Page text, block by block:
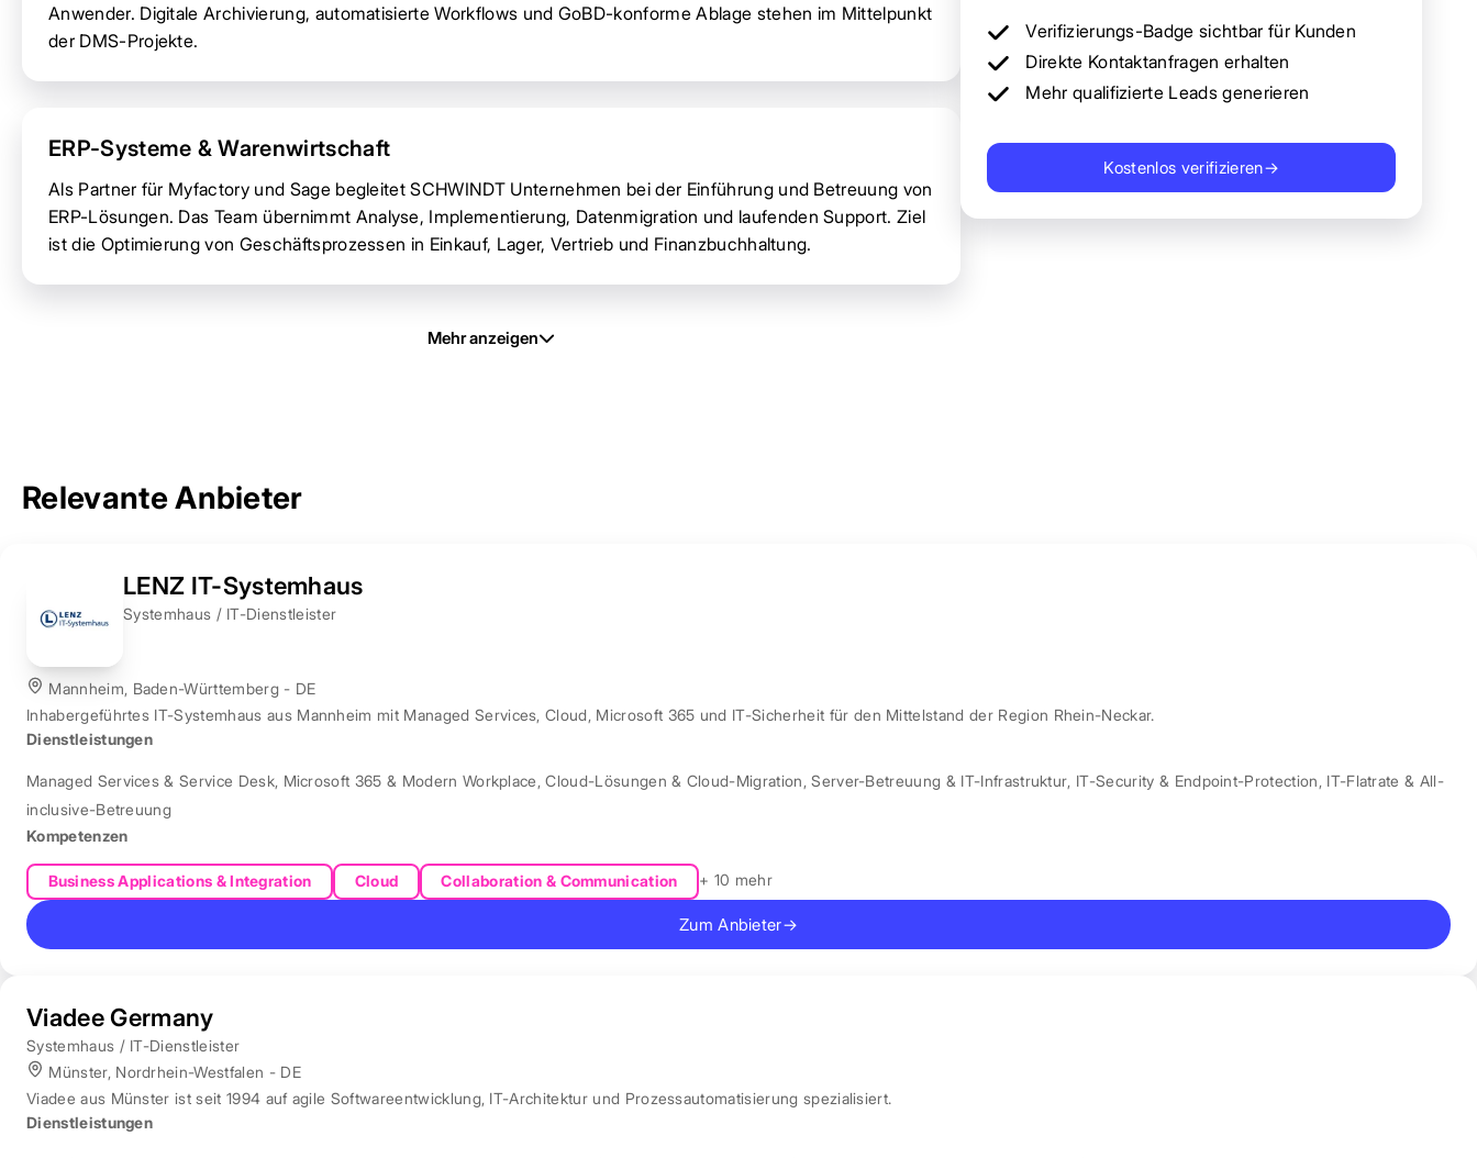
Anwender. Digitale Archivierung, automatisierte Workflows und GoBD-konforme Ablage stehen im Mittelpunkt
der DMS-Projekte.
ERP-Systeme & Warenwirtschaft
Als Partner für Myfactory und Sage begleitet SCHWINDT Unternehmen bei der Einführung und Betreuung von
ERP-Lösungen. Das Team übernimmt Analyse, Implementierung, Datenmigration und laufenden Support. Ziel
ist die Optimierung von Geschäftsprozessen in Einkauf, Lager, Vertrieb und Finanzbuchhaltung.
Mehr anzeigen
Verifizierungs-Badge sichtbar für Kunden
Direkte Kontaktanfragen erhalten
Mehr qualifizierte Leads generieren
Kostenlos verifizieren→
Relevante Anbieter
LENZ IT-Systemhaus
Systemhaus / IT-Dienstleister
Mannheim, Baden-Württemberg - DE
Inhabergeführtes IT-Systemhaus aus Mannheim mit Managed Services, Cloud, Microsoft 365 und IT-Sicherheit für den Mittelstand der Region Rhein-Neckar.
Dienstleistungen
Managed Services & Service Desk, Microsoft 365 & Modern Workplace,Cloud-Lösungen & Cloud-Migration,Server-Betreuung & IT-Infrastruktur, IT-Security & Endpoint-Protection, IT-Flatrate & All-
inclusive-Betreuung
Kompetenzen
Business Applications & Integration Cloud Collaboration & Communication + 10 mehr
Zum Anbieter→
Viadee Germany
Systemhaus / IT-Dienstleister
Münster, Nordrhein-Westfalen - DE
Viadee aus Münster ist seit 1994 auf agile Softwareentwicklung, IT-Architektur und Prozessautomatisierung spezialisiert.
Dienstleistungen